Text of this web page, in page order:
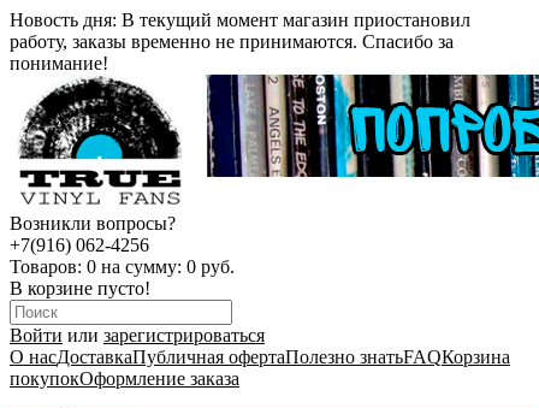
Новость дня: В текущий момент магазин приостановил
работу, заказы временно не принимаются. Спасибо за
понимание!
Возникли вопросы?
+7(916) 062-4256
Товаров: 0 на сумму: 0 руб.
В корзине пусто!
Войти или зарегистрироваться
О насДоставкаПубличная офертаПолезно знатьFAQКорзина
покупокОформление заказа